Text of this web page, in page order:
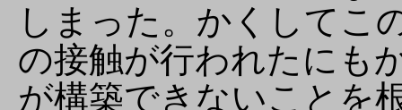
しまった。かくしてこ
の接触が行われたにも
が構築できないことを